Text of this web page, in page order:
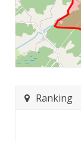
Ranking